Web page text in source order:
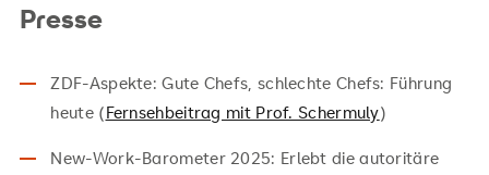
Presse
ZDF-Aspekte: Gute Chefs, schlechte Chefs: Führung
heute (Fernsehbeitrag mit Prof. Schermuly)
New-Work-Barometer 2025: Erlebt die autoritäre